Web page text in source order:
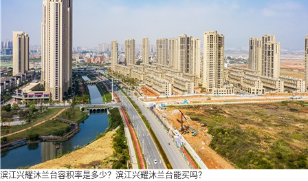
滨江兴耀沐兰台容积率是多少？滨江兴耀沐兰台能买吗？